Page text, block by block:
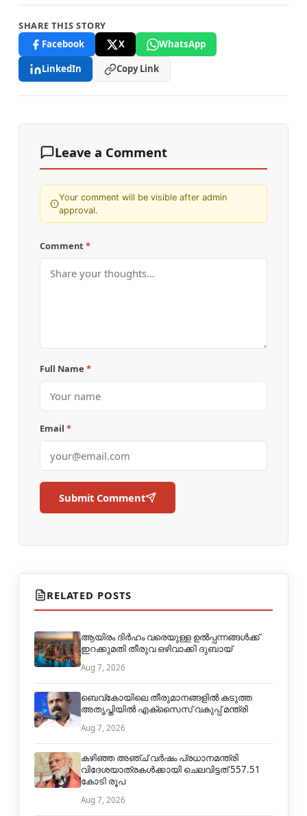
SHARE THIS STORY
Facebook
X
WhatsApp
LinkedIn
Copy Link
Leave a Comment
Your comment will be visible after admin
approval.
Comment *
Full Name *
Email *
Submit Comment
RELATED POSTS
ആയിരം ദിര്‍ഹം വരെയുള്ള ഉല്‍പ്പന്നങ്ങള്‍ക്ക്
ഇറക്കുമതി തീരുവ ഒഴിവാക്കി ദുബായ്
Aug 7, 2026
ബെവ്കോയിലെ തീരുമാനങ്ങളില്‍ കടുത്ത
അതൃപ്തിയില്‍ എക്‌സൈസ് വകുപ്പ് മന്ത്രി
Aug 7, 2026
കഴിഞ്ഞ അഞ്ച് വര്‍ഷം പ്രധാനമന്ത്രി
വിദേശയാത്രകള്‍ക്കായി ചെലവിട്ടത് 557.51
കോടി രൂപ
Aug 7, 2026